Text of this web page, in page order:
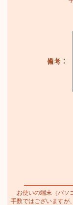
お使いの端末（パソ
手数ではございます